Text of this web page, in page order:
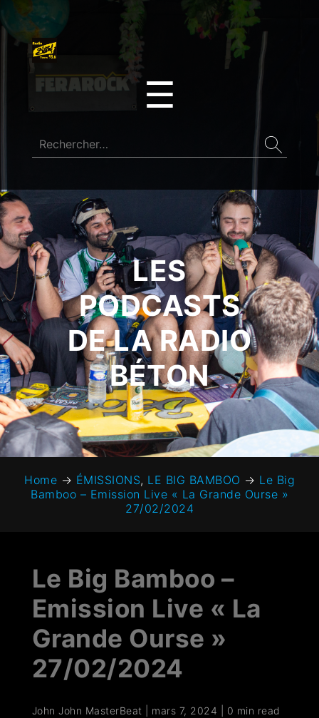
☰
LES
PODCASTS
DE LA RADIO
BÉTON
Home → ÉMISSIONS, LE BIG BAMBOO → Le Big
Bamboo – Emission Live « La Grande Ourse »
27/02/2024
Le Big Bamboo –
Emission Live « La
Grande Ourse »
27/02/2024
John John MasterBeat mars 7, 2024 0 min read